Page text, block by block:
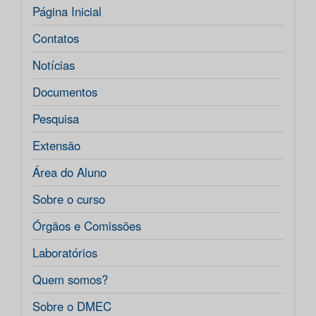
Página Inicial
Contatos
Notícias
Documentos
Pesquisa
Extensão
Área do Aluno
Sobre o curso
Órgãos e Comissões
Laboratórios
Quem somos?
Sobre o DMEC